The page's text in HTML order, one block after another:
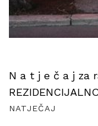
N a t j e č a j za
NATJEČAJ